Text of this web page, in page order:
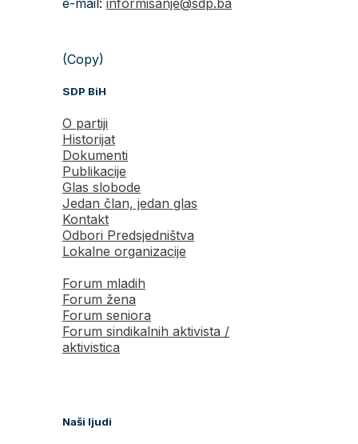
(Copy)
SDP BiH
O partiji
Historijat
Dokumenti
Publikacije
Glas slobode
Jedan član, jedan glas
Kontakt
Odbori Predsjedništva
Lokalne organizacije
Forum mladih
Forum žena
Forum seniora
Forum sindikalnih aktivista /
aktivistica
Naši ljudi